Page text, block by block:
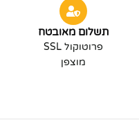
תשלום מאובטח
פרוטוקול SSL
מוצפן